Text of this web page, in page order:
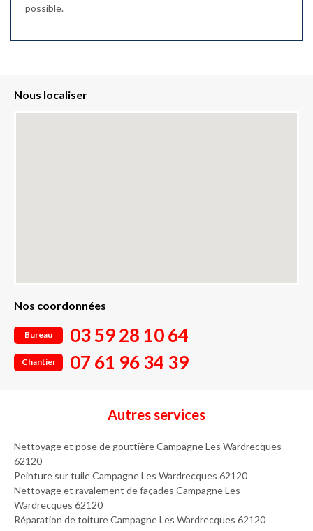
possible.
Nous localiser
Nos coordonnées
Bureau 03 59 28 10 64
Chantier 07 61 96 34 39
Autres services
Nettoyage et pose de gouttière Campagne Les Wardrecques
62120
Peinture sur tuile Campagne Les Wardrecques 62120
Nettoyage et ravalement de façades Campagne Les
Wardrecques 62120
Réparation de toiture Campagne Les Wardrecques 62120